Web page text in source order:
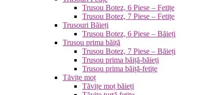
Trusou Botez, 6 Piese – Fetițe
Trusou Botez, 7 Piese – Fetițe
Trusouri Băieți
Trusou Botez, 6 Piese – Băieți
Trusou prima băiță
Trusou Botez, 7 Piese – Băieți
Trusou prima băiță-băieți
Trusou prima băiță-fetițe
Tăvițe moț
Tăvițe moț băieți